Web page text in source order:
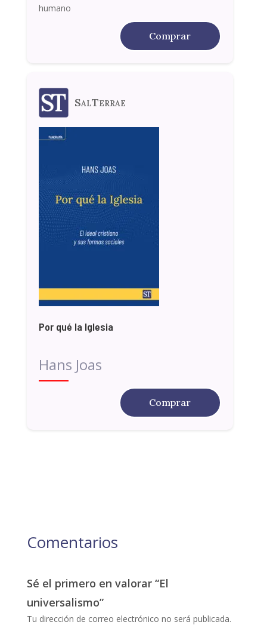
humano
Comprar
SalTerrae
Por qué la Iglesia
Hans Joas
Comprar
Comentarios
Sé el primero en valorar “El
universalismo”
Tu dirección de correo electrónico no será publicada.